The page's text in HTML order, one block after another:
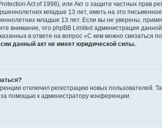
Act of 1998), или Акт о защите частных прав
младше 13 лет, иметь на это
младше 13 лет. Если вы не уверены,
внимание, что phpBB Limited администрация
в ответе на вопрос «С кем можно связаться
данный акт не имеет юридической силы..
отключил регистрацию новых пользователей.
за помощью к администратору конференции.